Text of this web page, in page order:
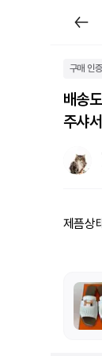
구매 인증
배송
주샤
제픔상